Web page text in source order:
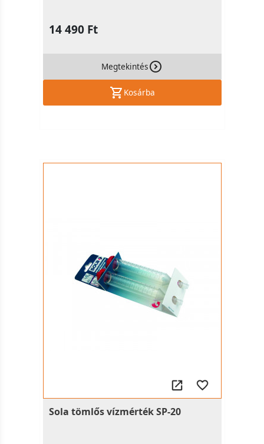
14 490 Ft
Megtekintés
Kosárba
Sola tömlős vízmérték SP-20